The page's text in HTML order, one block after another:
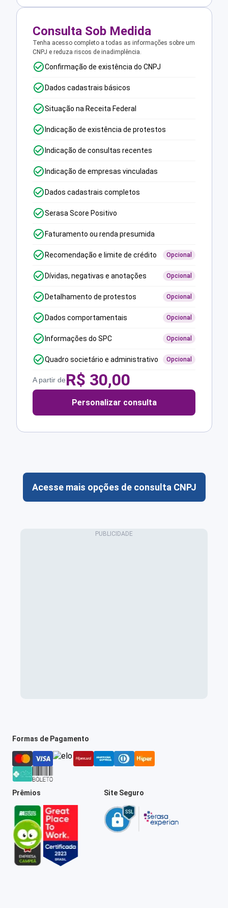
Consulta Sob Medida
Tenha acesso completo a todas as informações sobre um
CNPJ e reduza riscos de inadimplência.
Confirmação de existência do CNPJ
Dados cadastrais básicos
Situação na Receita Federal
Indicação de existência de protestos
Indicação de consultas recentes
Indicação de empresas vinculadas
Dados cadastrais completos
Serasa Score Positivo
Faturamento ou renda presumida
Recomendação e limite de crédito Opcional
Dívidas, negativas e anotações Opcional
Detalhamento de protestos Opcional
Dados comportamentais Opcional
Informações do SPC Opcional
Quadro societário e administrativo Opcional
A partir deR$ 30,00
Personalizar consulta
Acesse mais opções de consulta CNPJ
Formas de Pagamento
Prêmios Site Seguro